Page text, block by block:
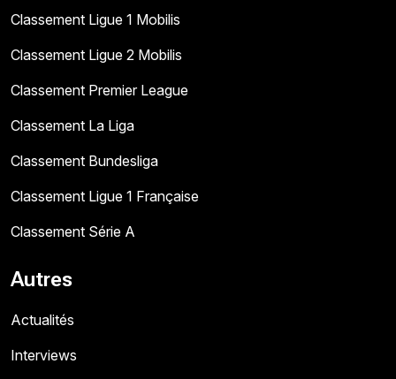
Classement Ligue 1 Mobilis
Classement Ligue 2 Mobilis
Classement Premier League
Classement La Liga
Classement Bundesliga
Classement Ligue 1 Française
Classement Série A
Autres
Actualités
Interviews